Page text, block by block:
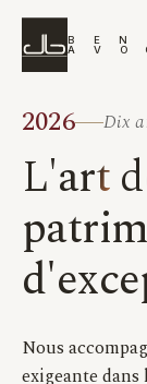
B E N
A
V O
2026 Dix
L'art
Nous
exigeante dans